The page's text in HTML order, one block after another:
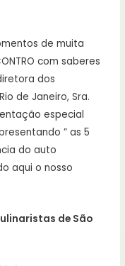
de muita
com saberes
dos
de Janeiro, Sra.
especial
” as 5
do auto
aqui o nosso
de São